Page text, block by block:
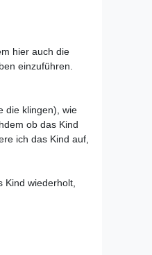
hier auch die
einzuführen.
die klingen), wie
ob das Kind
ich das Kind auf,
Kind wiederholt,